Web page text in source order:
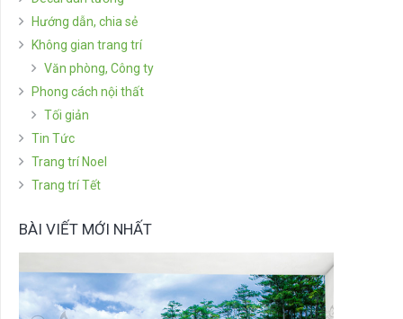
Hướng dẫn, chia sẻ
Không gian trang trí
Văn phòng, Công ty
Phong cách nội thất
Tối giản
Tin Tức
Trang trí Noel
Trang trí Tết
BÀI VIẾT MỚI NHẤT